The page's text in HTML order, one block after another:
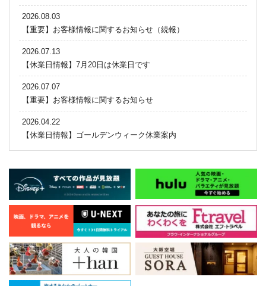
2026.08.03
【重要】お客様情報に関するお知らせ（続報）
2026.07.13
【休業日情報】7月20日は休業日です
2026.07.07
【重要】お客様情報に関するお知らせ
2026.04.22
【休業日情報】ゴールデンウィーク休業案内